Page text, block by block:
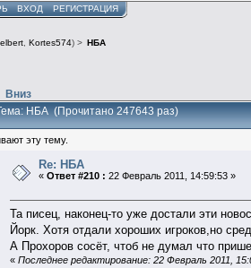
ВХОД РЕГИСТРАЦИЯ
, Kortes574) > НБА
Вниз
НБА (Прочитано 247643 раз)
эту тему.
Re: НБА
«Ответ #210 : 22 Февраль 2011, 14:59:53 »
Та писец, наконец-то уже достали эти
Йорк. Хотя отдали хороших игроков,но
А Прохоров сосёт, чтоб не думал что
« Последнее редактирование: 22 Февраль 2011,